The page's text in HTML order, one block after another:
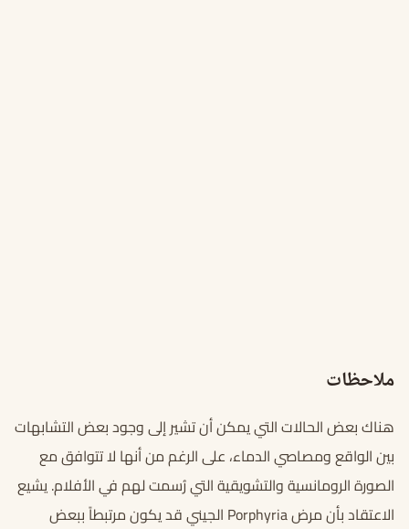
ملاحظات
هناك بعض الحالات التي يمكن أن تشير إلى وجود بعض التشابهات
بين الواقع ومصاصي الدماء، على الرغم من أنها لا تتوافق مع
الصورة الرومانسية والتشويقية التي رُسمت لهم في الأفلام. يشيع
الاعتقاد بأن مرض Porphyria الجيني قد يكون مرتبطاً ببعض